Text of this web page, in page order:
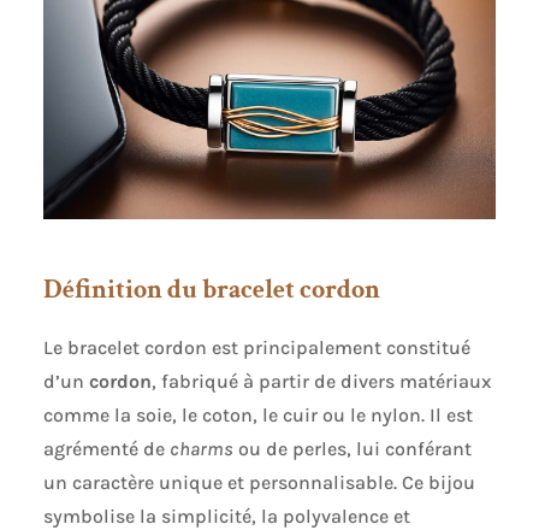
Définition du bracelet cordon
Le bracelet cordon est principalement constitué
d’un cordon, fabriqué à partir de divers matériaux
comme la soie, le coton, le cuir ou le nylon. Il est
agrémenté de charms ou de perles, lui conférant
un caractère unique et personnalisable. Ce bijou
symbolise la simplicité, la polyvalence et